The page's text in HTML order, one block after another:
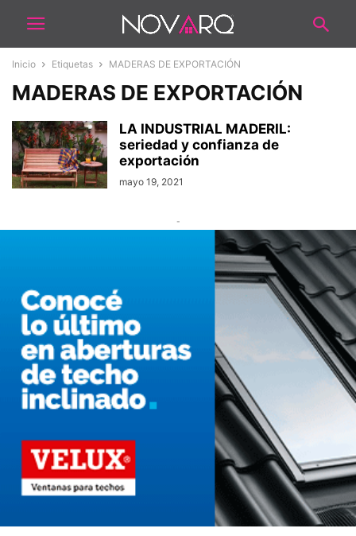
Inicio Etiquetas MADERAS DE EXPORTACIÓN
MADERAS DE EXPORTACIÓN
LA INDUSTRIAL MADERIL:
seriedad y confianza de
exportación
mayo 19, 2021
-